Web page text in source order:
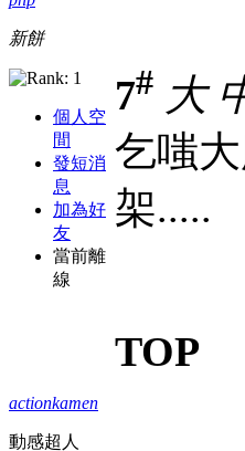
新餅
個人空
間
發短消
息
加為好
友
當前離
線
7# 大
乞嗤
架.....
TOP
actionkamen
動感超人